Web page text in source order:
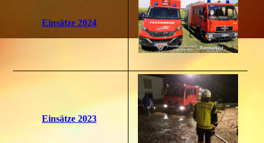
Einsätze 2024
Einsätze 2023